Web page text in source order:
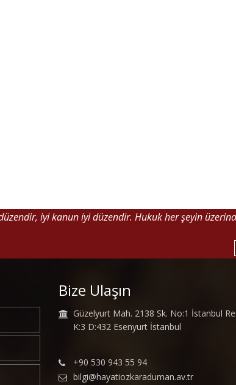
iyi kanun iyi düzendir. Hukuk her şeyin
Bize Ulaşın
Güzelyurt Mah. 2138 Sk. No:1 İstanbul
K:3 D:432 Esenyurt İstanbul
+90 530 943 55 94
bilgi@hayatiozkaraduman.av.tr